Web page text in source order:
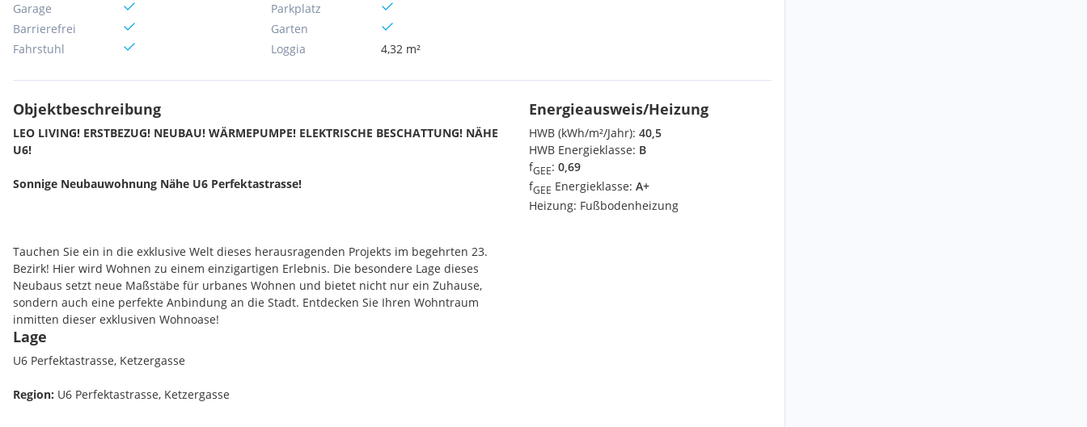
Garage
Barrierefrei
Fahrstuhl
Parkplatz
Garten
Loggia
4,32 m²
Objektbeschreibung
LEO LIVING! ERSTBEZUG! NEUBAU! WÄRMEPUMPE! ELEKTRISCHE BESCHATTUNG! NÄHE
U6!
Sonnige Neubauwohnung Nähe U6 Perfektastrasse!
Tauchen Sie ein in die exklusive Welt dieses herausragenden Projekts im begehrten 23.
Bezirk! Hier wird Wohnen zu einem einzigartigen Erlebnis. Die besondere Lage dieses
Neubaus setzt neue Maßstäbe für urbanes Wohnen und bietet nicht nur ein Zuhause,
sondern auch eine perfekte Anbindung an die Stadt. Entdecken Sie Ihren Wohntraum
inmitten dieser exklusiven Wohnoase!
Profitieren Sie von einer ausgezeichneten öffentlichen Verkehrsanbindung und der Nähe
zur Shopping City Süd!
Entdecken Sie diese exklusiven Wohnungen, die mit einer Größe von ca. 39m² bis 124m² und
Lage
U6 Perfektastrasse, Ketzergasse
Region: U6 Perfektastrasse, Ketzergasse
Energieausweis/Heizung
HWB (kWh/m²/Jahr): 40,5
HWB Energieklasse: B
fGEE: 0,69
fGEE Energieklasse: A+
Heizung: Fußbodenheizung